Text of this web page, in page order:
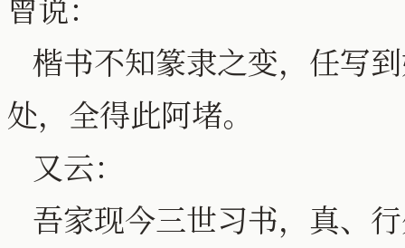
楷书不知篆隶之变，任写
处，全得此阿堵。
又云：
吾家现今三世习书，真、